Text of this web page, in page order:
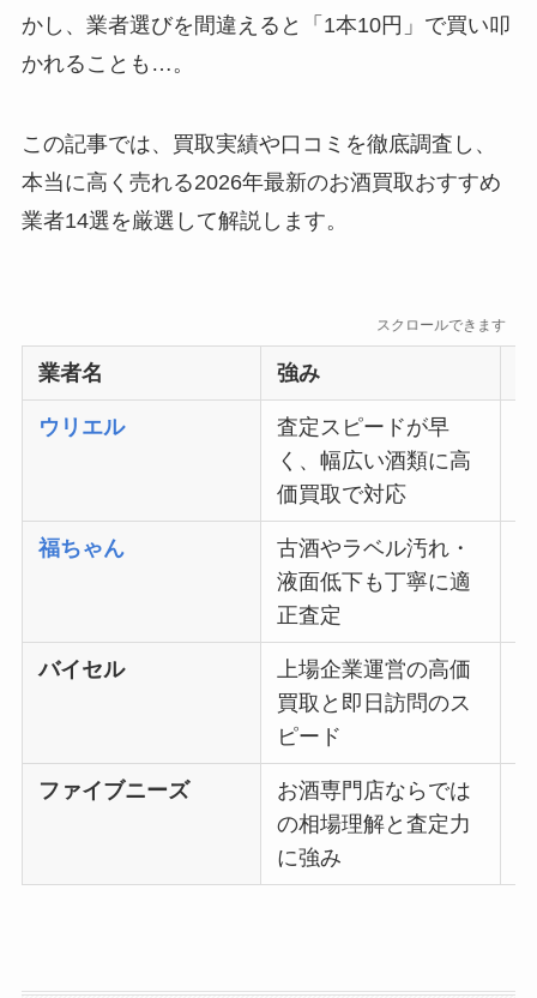
かし、業者選びを間違えると「1本10円」で買い叩
かれることも…。
この記事では、買取実績や口コミを徹底調査し、
本当に高く売れる2026年最新のお酒買取おすすめ
業者14選を厳選して解説します。
スクロールできます
業者名 強み
ウリエル
査定スピードが早
く、幅広い酒類に高
価買取で対応
福ちゃん
古酒やラベル汚れ・
液面低下も丁寧に適
正査定
バイセル
上場企業運営の高価
買取と即日訪問のス
ピード
ファイブニーズ
お酒専門店ならでは
の相場理解と査定力
に強み